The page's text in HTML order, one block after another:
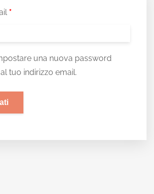
*
una nuova password
tuo indirizzo email.